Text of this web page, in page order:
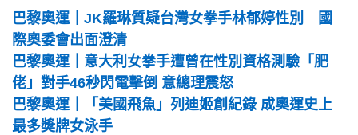
巴黎奧運｜JK羅琳質疑台灣女拳手林郁婷性別 國
際奧委會出面澄清
巴黎奧運｜意大利女拳手遭曾在性別資格測驗「肥
佬」對手46秒閃電擊倒 意總理震怒
巴黎奧運｜「美國飛魚」列迪姬創紀錄 成奧運史上
最多奬牌女泳手